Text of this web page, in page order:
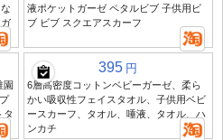
液ポケットガーゼ ペタルビブ 子供用ビ
ブ ビブ スクエアスカーフ
園
タ
395 円
6層高密度コットンベビーガーゼ、柔ら
かい吸収性フェイスタオル、子供用ベビ
ースカーフ、タオル、唾液、タオル、ハ
ンカチ